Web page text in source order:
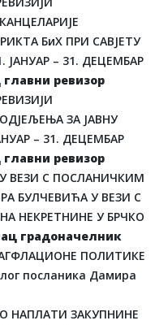
БиХ ПРИ САВЈЕТУ
– 31. ДЕЦЕМБАР
главни ревизор
ЗА ЈАВНУ
– 31. ДЕЦЕМБАР
главни ревизор
ВЕЗИ С ПОСЛАНИЧКИМ
БУЛЧЕВИЋА У ВЕЗИ С
НЕКРЕТНИНЕ У БРЧКО
градоначелник
ПОЛИТИКЕ
посланика Дамира
НАПЛАТИ ЗАКУПНИНЕ